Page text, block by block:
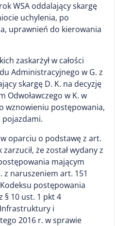
WSA oddalający skargę
uchylenia, po
uprawnień do kierowania
zaskarżył w całości
Administracyjnego w G. z
skargę D. K. na decyzję
Odwoławczego w K. w
wznowieniu postępowania,
oparciu o podstawę z art.
że został wydany z
mającym
z naruszeniem art. 151
postępowania
§ 10 ust. 1 pkt 4
i
2016 r. w sprawie